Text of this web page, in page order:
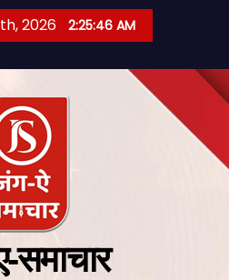
2026 2:25:47 AM
समाचार